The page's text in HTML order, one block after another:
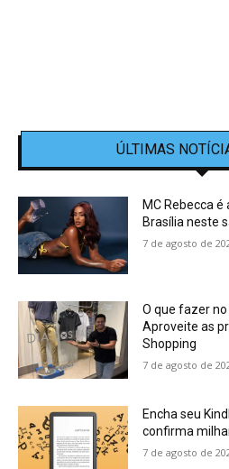
ÚLTIMAS
MC Rebecca é
Brasília neste
7 de agosto de
O que fazer no
Aproveite as
Shopping
7 de agosto de
Encha seu
confirma
7 de agosto de